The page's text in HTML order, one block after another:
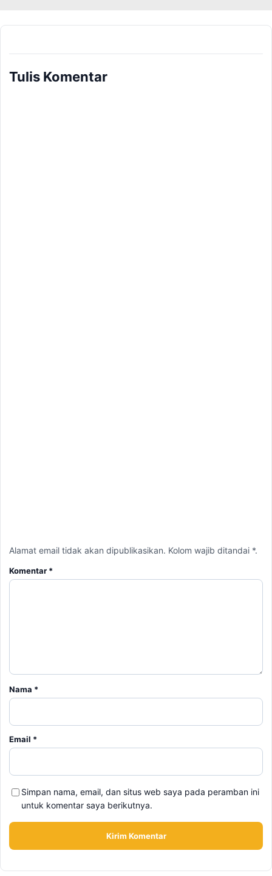
Tulis Komentar
Simpan nama, email, dan situs web saya pada peramban ini
BERITA TERKAIT
Terekam CCTV, 4 Pencuri Kabel Penangkal Petir TVRI